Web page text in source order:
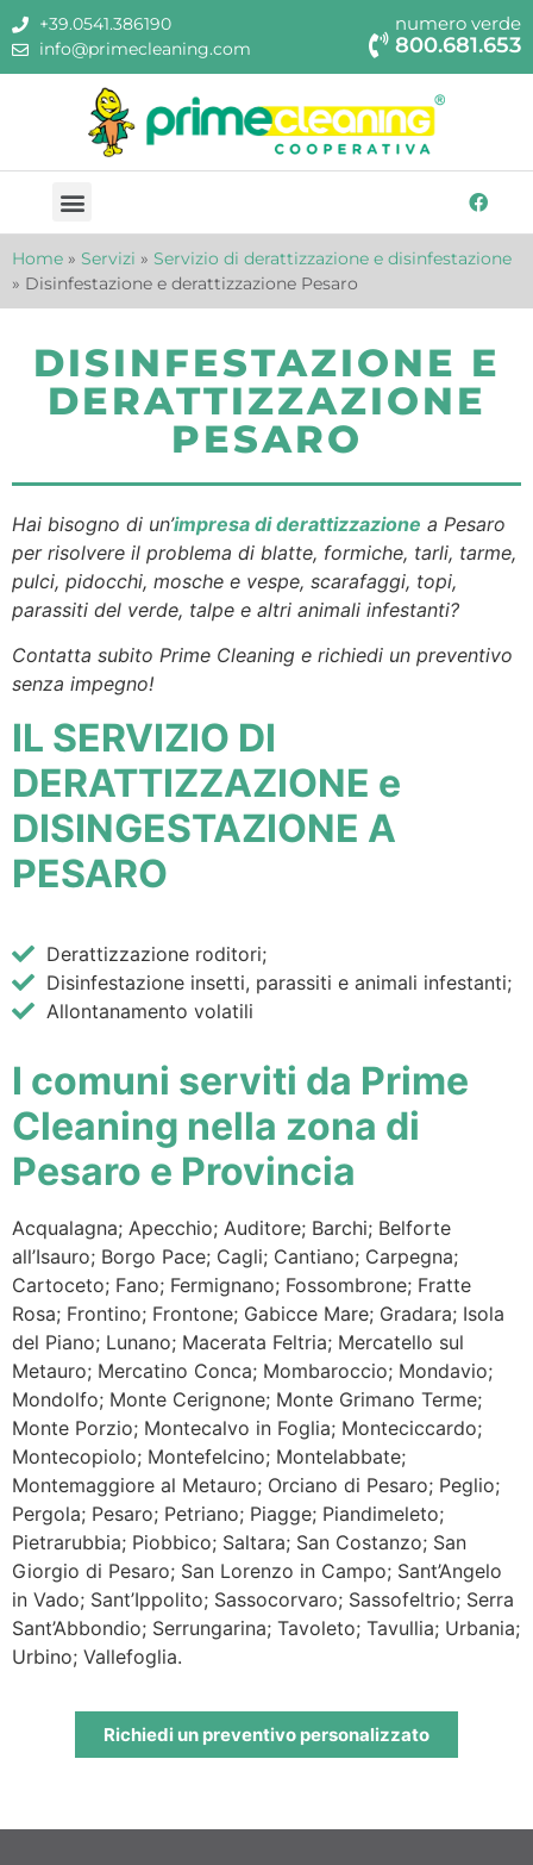
+39.0541.386190
info@primecleaning.com
numero verde
800.681.653
Home » Servizi » Servizio di derattizzazione e disinfestazione
» Disinfestazione e derattizzazione Pesaro
DISINFESTAZIONE E
DERATTIZZAZIONE
PESARO
Hai bisogno di un’impresa di derattizzazione a Pesaro
per risolvere il problema di blatte, formiche, tarli, tarme,
pulci, pidocchi, mosche e vespe, scarafaggi, topi,
parassiti del verde, talpe e altri animali infestanti?
Contatta subito Prime Cleaning e richiedi un preventivo
senza impegno!
IL SERVIZIO DI
DERATTIZZAZIONE e
DISINGESTAZIONE A
PESARO
Derattizzazione roditori;
Disinfestazione insetti, parassiti e animali infestanti;
Allontanamento volatili
I comuni serviti da Prime
Cleaning nella zona di
Pesaro e Provincia
Acqualagna; Apecchio; Auditore; Barchi; Belforte
all’Isauro; Borgo Pace; Cagli; Cantiano; Carpegna;
Cartoceto; Fano; Fermignano; Fossombrone; Fratte
Rosa; Frontino; Frontone; Gabicce Mare; Gradara; Isola
del Piano; Lunano; Macerata Feltria; Mercatello sul
Metauro; Mercatino Conca; Mombaroccio; Mondavio;
Mondolfo; Monte Cerignone; Monte Grimano Terme;
Monte Porzio; Montecalvo in Foglia; Monteciccardo;
Montecopiolo; Montefelcino; Montelabbate;
Montemaggiore al Metauro; Orciano di Pesaro; Peglio;
Pergola; Pesaro; Petriano; Piagge; Piandimeleto;
Pietrarubbia; Piobbico; Saltara; San Costanzo; San
Giorgio di Pesaro; San Lorenzo in Campo; Sant’Angelo
in Vado; Sant’Ippolito; Sassocorvaro; Sassofeltrio; Serra
Sant’Abbondio; Serrungarina; Tavoleto; Tavullia; Urbania;
Urbino; Vallefoglia.
Richiedi un preventivo personalizzato